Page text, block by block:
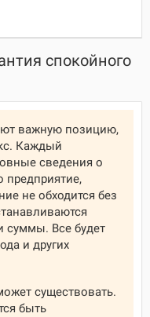
спокойного
важную позицию,
Каждый
сведения о
предприятие,
не обходится без
суммы. Все будет
и других
существовать.
быть